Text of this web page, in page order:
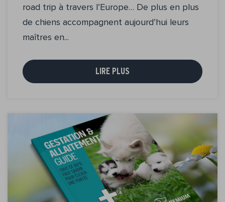
road trip à travers l’Europe… De plus en plus
de chiens accompagnent aujourd’hui leurs
maîtres en...
LIRE PLUS